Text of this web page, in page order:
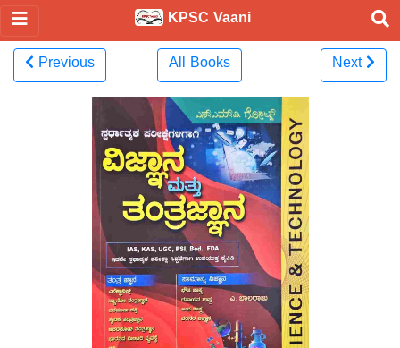
KPSC Vaani
Previous All Books Next